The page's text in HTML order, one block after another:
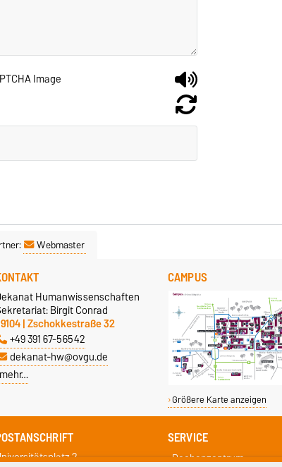
Webmaster
Humanwissenschaften
Birgit Conrad
| Zschokkestraße 32
+49 391 67-56542
dekanat-hw@ovgu.de
mehr…
CAMPUS
Größere Karte anzeigen
2
SERVICE
Rechenzentrum